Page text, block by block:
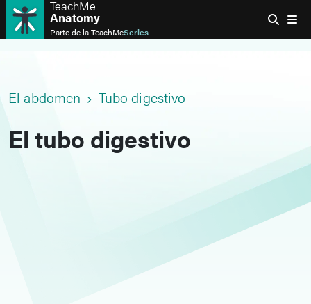
TeachMe
Anatomy
Parte de laTeachMeSeries
El abdomen Tubo digestivo
El tubo digestivo